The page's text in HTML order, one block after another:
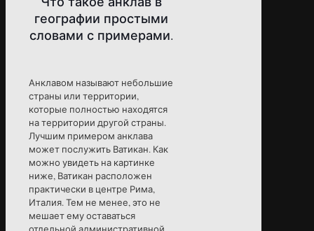
географии простыми
словами с примерами.
Анклавом называют небольшие
страны или территории,
которые полностью находятся
на территории другой страны.
Лучшим примером анклава
может послужить Ватикан. Как
можно увидеть на картинке
ниже, Ватикан расположен
практически в центре Рима,
Италия. Тем не менее, это не
мешает ему оставаться